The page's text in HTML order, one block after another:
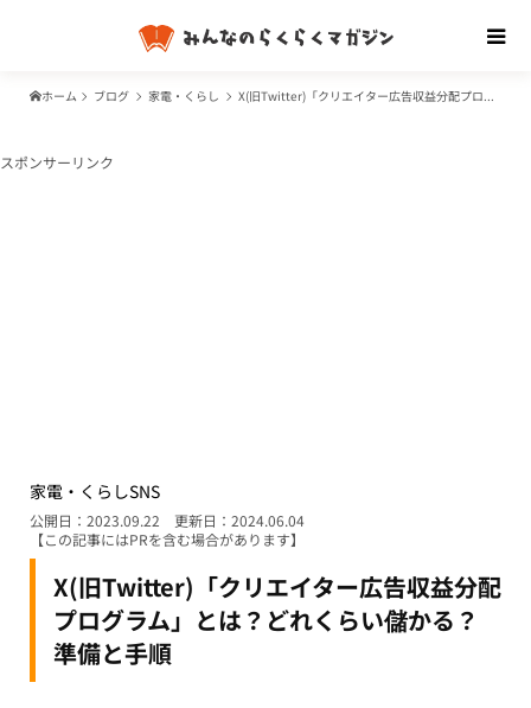
ホーム ブログ 家電・くらし X(旧Twitter)「クリエイター広告収益分配プログラム」とは？どれくらい儲かる？準備と手順
スポンサーリンク
家電・くらしSNS
X(旧Twitter)「クリエイター広告収益分配
プログラム」とは？どれくらい儲かる？
準備と手順
公開日：2023.09.22
更新日：2024.06.04
【この記事にはPRを含む場合があります】